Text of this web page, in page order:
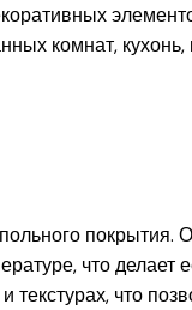
комнат,
покрытия.
что делает
что